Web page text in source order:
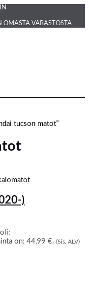
VARASTOSTA
tucson matot”
)
on: 44,99 €. (Sis. ALV)